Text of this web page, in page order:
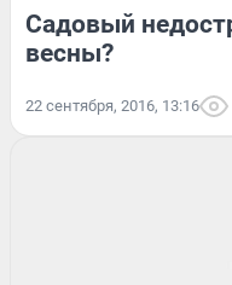
Садовый
весны?
22 сентября, 2016, 13:16